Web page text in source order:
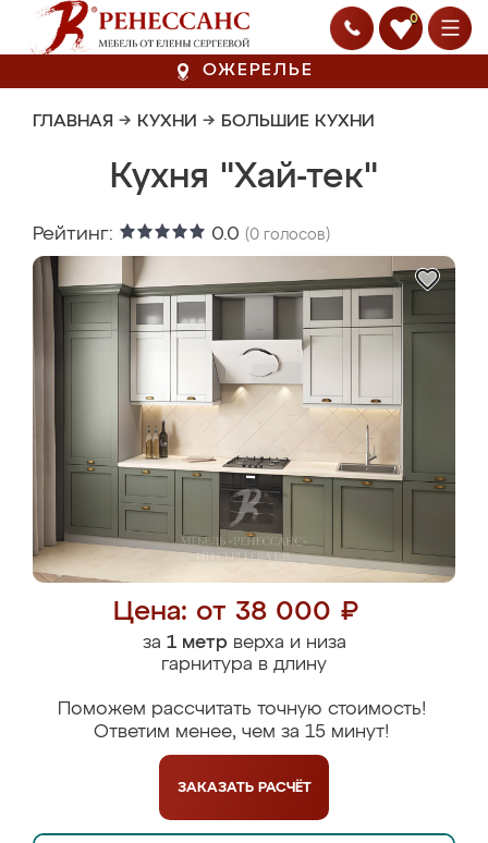
0
ОЖЕРЕЛЬЕ
ГЛАВНАЯ → КУХНИ → БОЛЬШИЕ КУХНИ
Кухня "Хай-тек"
Рейтинг: 0.0 (0 голосов)
Цена: от 38 000 ₽
за 1 метрверха и низа
гарнитура в длину
Поможем рассчитать точную стоимость!
Ответим менее, чем за 15 минут!
ЗАКАЗАТЬ РАСЧЁТ